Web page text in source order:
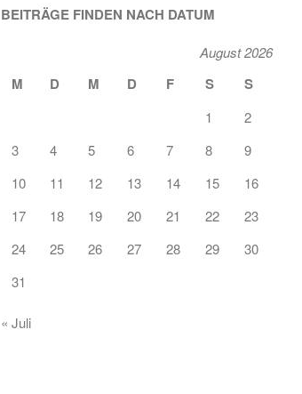
BEITRÄGE FINDEN NACH DATUM
August 2026
M D M D F S S
1
2
3
4 5 6 7 8
9
10
11 12 13 14 15
16
17
18 19 20 21 22
23
24
25 26 27 28 29
30
31
« Juli